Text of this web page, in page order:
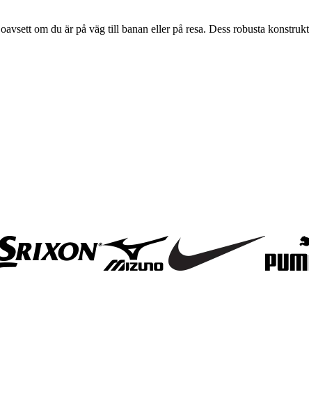
om du är på väg till banan eller på resa. Dess robusta